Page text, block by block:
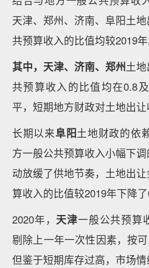
天津、郑州、济南、阜阳土
共预算收入的比值均较2019年
其中，天津、济南、郑州土
共预算收入的比值均在0.8
平，短期地方财政对土地出让
长期以来阜阳土地财政的依
方一般公共预算收入小幅下
动放缓了供地节奏，土地出
算收入的比值较2019年下降了
2020年， 天津一般公共预算
剔除上一年一次性因素，按可
但鉴于短期库存过高，市场